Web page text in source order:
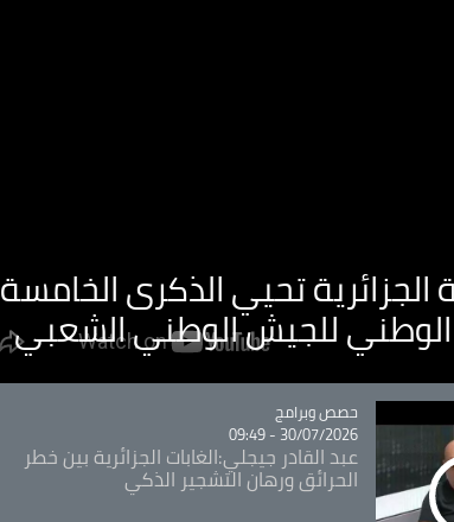
الجزائرية تحيي الذكرى الخامسة
الوطني للجيش الوطني الشعبي
Catégorie
حصص وبرامج
30/07/2026 - 09:49
عبد القادر جيجلي:الغابات الجزائرية بين خطر
الحرائق ورهان التشجير الذكي